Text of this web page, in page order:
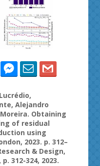
Alejandro
Obtaining
of residual
using
2023. p. 312–
& Design,
312-324, 2023.